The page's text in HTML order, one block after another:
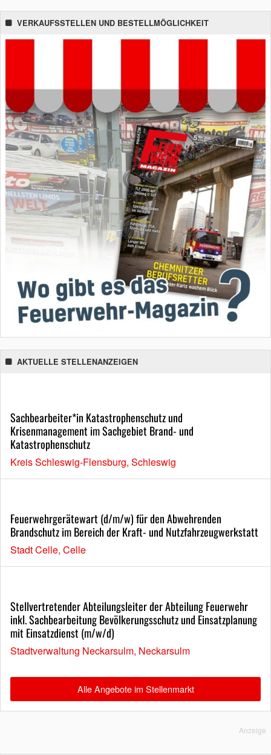
VERKAUFSSTELLEN UND BESTELLMÖGLICHKEIT
AKTUELLE STELLENANZEIGEN
Sachbearbeiter*in Katastrophenschutz und
Krisenmanagement im Sachgebiet Brand- und
Katastrophenschutz
Kreis Schleswig-Flensburg, Schleswig
Feuerwehrgerätewart (d/m/w) für den Abwehrenden
Brandschutz im Bereich der Kraft- und Nutzfahrzeugwerkstatt
Stadt Celle, Celle
Stellvertretender Abteilungsleiter der Abteilung Feuerwehr
inkl. Sachbearbeitung Bevölkerungsschutz und Einsatzplanung
mit Einsatzdienst (m/w/d)
Stadtverwaltung Neckarsulm, Neckarsulm
Alle Angebote im Stellenmarkt
Anzeige